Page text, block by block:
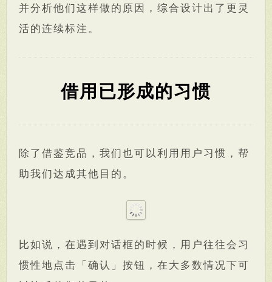
并分析他们这样做的原因，综合设计出了更灵
活的连续标注。
借用已形成的习惯
除了借鉴竞品，我们也可以利用用户习惯，帮
助我们达成其他目的。
比如说，在遇到对话框的时候，用户往往会习
惯性地点击「确认」按钮，在大多数情况下可